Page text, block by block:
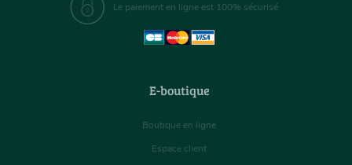
Le paiement en ligne est 100% sécurisé
E-boutique
Boutique en ligne
Espace client